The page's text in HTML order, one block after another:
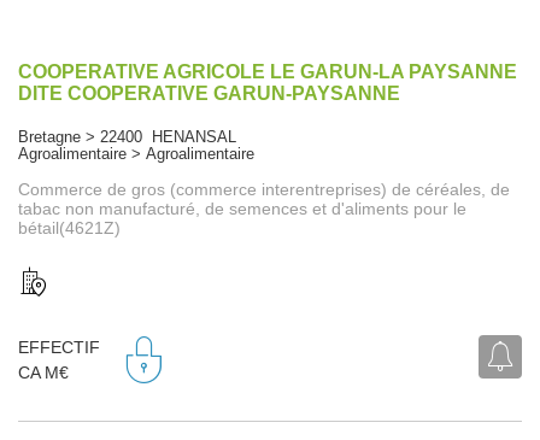
COOPERATIVE AGRICOLE LE GARUN-LA PAYSANNE
DITE COOPERATIVE GARUN-PAYSANNE
Bretagne > 22400 HENANSAL
Agroalimentaire > Agroalimentaire
Commerce de gros (commerce interentreprises) de céréales, de
tabac non manufacturé, de semences et d'aliments pour le
bétail(4621Z)
EFFECTIF
CA M€